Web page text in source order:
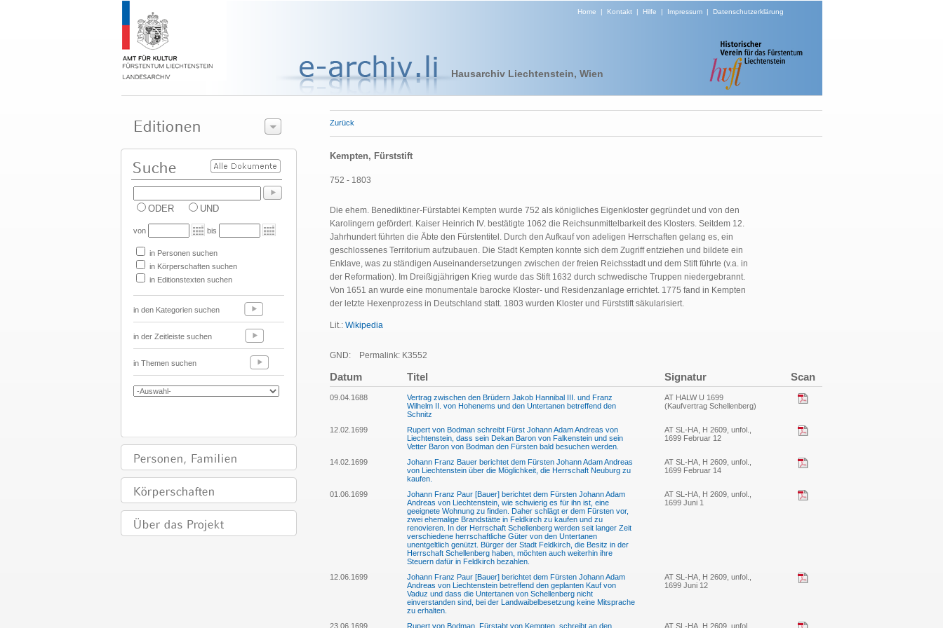
Home | Kontakt| Hilfe | Impressum| Datenschutzerklärung
Hausarchiv Liechtenstein, Wien
ODER UND
von bis
in Personen suchen
in Körperschaften suchen
in Editionstexten suchen
in den Kategorien suchen
in der Zeitleiste suchen
in Themen suchen
Zurück
Kempten, Fürststift
752 - 1803
Die ehem. Benediktiner-Fürstabtei Kempten wurde 752 als königliches Eigenkloster gegründet und von den
Karolingern gefördert. Kaiser Heinrich IV. bestätigte 1062 die Reichsunmittelbarkeit des Klosters. Seitdem 12.
Jahrhundert führten die Äbte den Fürstentitel. Durch den Aufkauf von adeligen Herrschaften gelang es, ein
geschlossenes Territorium aufzubauen. Die Stadt Kempten konnte sich dem Zugriff entziehen und bildete ein
Enklave, was zu ständigen Auseinandersetzungen zwischen der freien Reichsstadt und dem Stift führte (v.a. in
der Reformation). Im Dreißigjährigen Krieg wurde das Stift 1632 durch schwedische Truppen niedergebrannt.
Von 1651 an wurde eine monumentale barocke Kloster- und Residenzanlage errichtet. 1775 fand in Kempten
der letzte Hexenprozess in Deutschland statt. 1803 wurden Kloster und Fürststift säkularisiert.
Lit.: Wikipedia
GND: Permalink: K3552
Datum Titel Signatur Scan
09.04.1688
Vertrag zwischen den Brüdern Jakob Hannibal III. und Franz
Wilhelm II. von Hohenems und den Untertanen betreffend den
Schnitz
AT HALW U 1699
(Kaufvertrag Schellenberg)
12.02.1699
Rupert von Bodman schreibt Fürst Johann Adam Andreas von
Liechtenstein, dass sein Dekan Baron von Falkenstein und sein
Vetter Baron von Bodman den Fürsten bald besuchen werden.
AT SL-HA, H 2609, unfol.,
1699 Februar 12
14.02.1699
Johann Franz Bauer berichtet dem Fürsten Johann Adam Andreas
von Liechtenstein über die Möglichkeit, die Herrschaft Neuburg zu
kaufen.
AT SL-HA, H 2609, unfol.,
1699 Februar 14
01.06.1699
Johann Franz Paur [Bauer] berichtet dem Fürsten Johann Adam
Andreas von Liechtenstein, wie schwierig es für ihn ist, eine
geeignete Wohnung zu finden. Daher schlägt er dem Fürsten vor,
zwei ehemalige Brandstätte in Feldkirch zu kaufen und zu
renovieren. In der Herrschaft Schellenberg werden seit langer Zeit
verschiedene herrschaftliche Güter von den Untertanen
unentgeltlich genützt. Bürger der Stadt Feldkirch, die Besitz in der
Herrschaft Schellenberg haben, möchten auch weiterhin ihre
Steuern dafür in Feldkirch bezahlen.
AT SL-HA, H 2609, unfol.,
1699 Juni 1
12.06.1699
Johann Franz Paur [Bauer] berichtet dem Fürsten Johann Adam
Andreas von Liechtenstein betreffend den geplanten Kauf von
Vaduz und dass die Untertanen von Schellenberg nicht
einverstanden sind, bei der Landwaibelbesetzung keine Mitsprache
zu erhalten.
AT SL-HA, H 2609, unfol.,
1699 Juni 12
23.06.1699 Rupert von Bodman, Fürstabt von Kempten, schreibt an den AT SL-HA, H 2609, unfol.,